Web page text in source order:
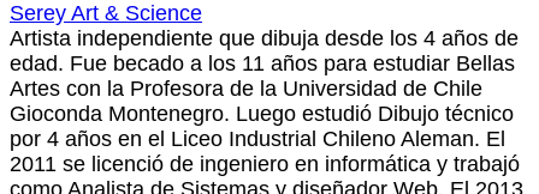
Serey Art & Science
Artista independiente que dibuja desde los 4 años de
edad. Fue becado a los 11 años para estudiar Bellas
Artes con la Profesora de la Universidad de Chile
Gioconda Montenegro. Luego estudió Dibujo técnico
por 4 años en el Liceo Industrial Chileno Aleman. El
2011 se licenció de ingeniero en informática y trabajó